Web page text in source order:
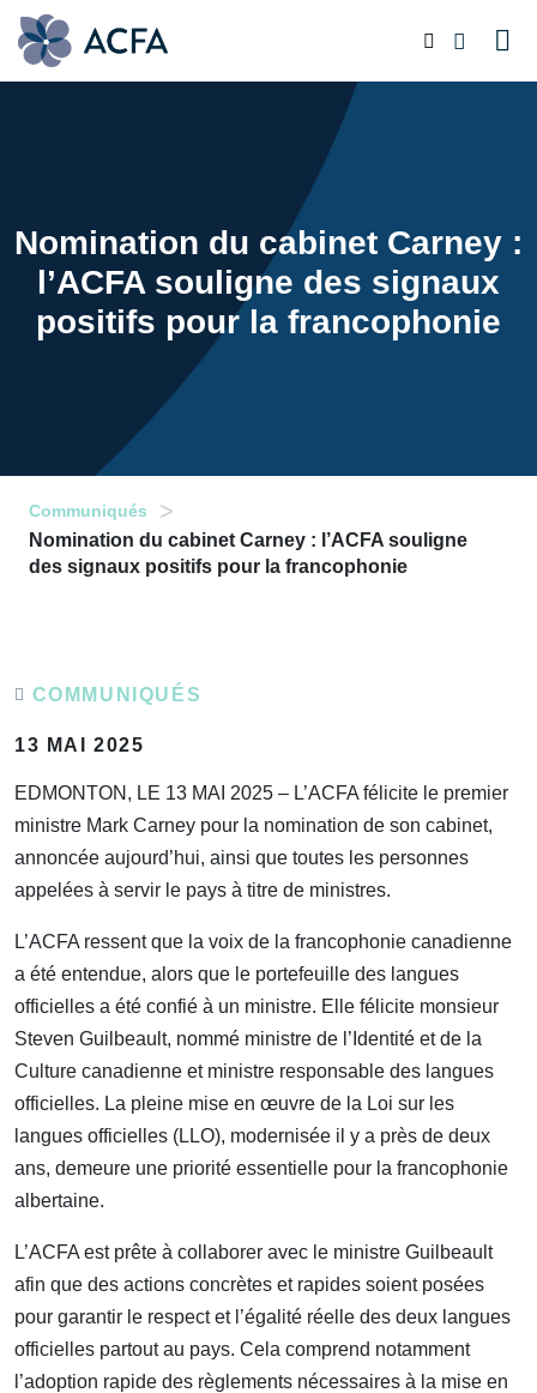
Nomination du cabinet Carney :
l’ACFA souligne des signaux
positifs pour la francophonie
Communiqués >
Nomination du cabinet Carney : l’ACFA souligne
des signaux positifs pour la francophonie
COMMUNIQUÉS
13 MAI 2025
EDMONTON, LE 13 MAI 2025 – L’ACFA félicite le premier
ministre Mark Carney pour la nomination de son cabinet,
annoncée aujourd’hui, ainsi que toutes les personnes
appelées à servir le pays à titre de ministres.
L’ACFA ressent que la voix de la francophonie canadienne
a été entendue, alors que le portefeuille des langues
officielles a été confié à un ministre. Elle félicite monsieur
Steven Guilbeault, nommé ministre de l’Identité et de la
Culture canadienne et ministre responsable des langues
officielles. La pleine mise en œuvre de la Loi sur les
langues officielles (LLO), modernisée il y a près de deux
ans, demeure une priorité essentielle pour la francophonie
albertaine.
L’ACFA est prête à collaborer avec le ministre Guilbeault
afin que des actions concrètes et rapides soient posées
pour garantir le respect et l’égalité réelle des deux langues
officielles partout au pays. Cela comprend notamment
l’adoption rapide des règlements nécessaires à la mise en